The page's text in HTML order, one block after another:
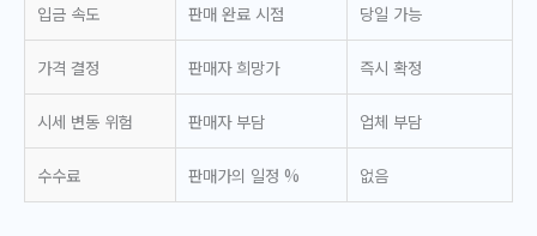
입금 속도 판매 완료 시점 당일 가능
가격 결정 판매자 희망가 즉시 확정
시세 변동 위험 판매자 부담 업체 부담
수수료 판매가의 일정 % 없음